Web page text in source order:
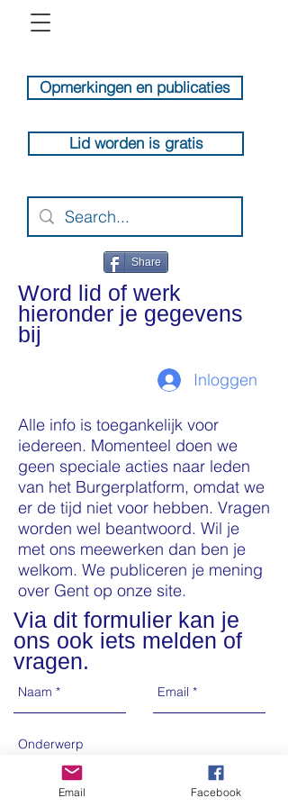
Opmerkingen en publicaties
Lid worden is gratis
Share
Word lid of werk
hieronder je gegevens
bij
Inloggen
Alle info is toegankelijk voor
iedereen. Momenteel doen we
geen speciale acties naar leden
van het Burgerplatform, omdat we
er de tijd niet voor hebben. Vragen
worden wel beantwoord. Wil je
met ons meewerken dan ben je
welkom. We publiceren je mening
over Gent op onze site.
Via dit formulier kan je
ons ook iets melden of
vragen.
Email Facebook